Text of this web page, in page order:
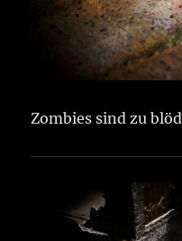
Zombies sind zu